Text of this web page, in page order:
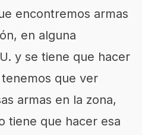
encontremos armas
en alguna
y se tiene que hacer
que ver
armas en la zona,
tiene que hacer esa